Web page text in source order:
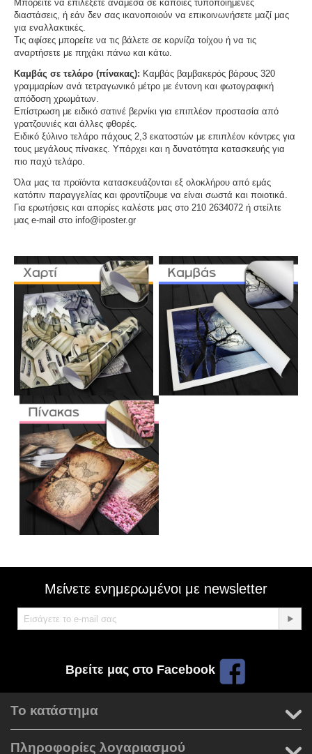
Μπορείτε να επιλέξετε ανάμεσα σε κάποιες τυποποιημένες
διαστάσεις, ή εάν δεν σας ικανοποιούν να επικοινωνήσετε μαζί μας
για εναλλακτικές.
Τις αφίσες μπορείτε να τις βάλετε σε κορνίζα τοίχου ή να τις
αναρτήσετε με πηχάκι πάνω και κάτω.
Καμβάς σε τελάρο (πίνακας): Καμβάς βαμβακερός βάρους 320
γραμμαρίων ανά τετραγωνικό μέτρο με έντονη και φωτογραφική
απόδοση χρωμάτων.
Επίστρωση με ειδικό σατινέ βερνίκι για επιπλέον προστασία από
γρατζουνιές και άλλες φθορές.
Ειδικό ξύλινο τελάρο πάχους 2,3 εκατοστών με επιπλέον κόντρες για
τους μεγάλους πίνακες. Υπάρχει και η δυνατότητα κατασκευής για
πιο παχύ τελάρο.
Όλα μας τα προϊόντα κατασκευάζονται εξ ολοκλήρου από εμάς
κατόπιν παραγγελίας και φροντίζουμε να είναι σωστά και ποιοτικά.
Για ερωτήσεις και απορίες καλέστε μας στο 210 2634072 ή στείλτε
μας e-mail στο info@iposter.gr
Μείνετε ενημερωμένοι με newsletter
Βρείτε μας στο Facebook
Το κατάστημα
Πληροφορίες λογαριασμού